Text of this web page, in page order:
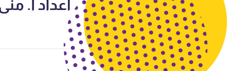
اعداد أ.